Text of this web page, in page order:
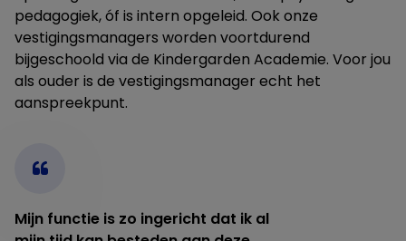
pedagogiek, óf is intern opgeleid. Ook onze
vestigingsmanagers worden voortdurend
bijgeschoold via de Kindergarden Academie. Voor jou
als ouder is de vestigingsmanager echt het
aanspreekpunt.
Mijn functie is zo ingericht dat ik al